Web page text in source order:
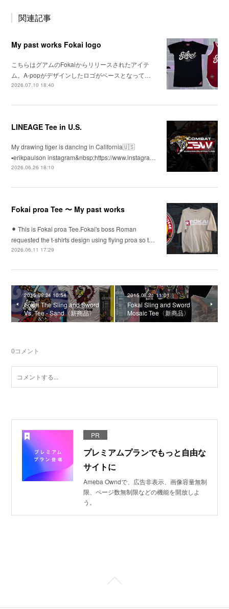
関連記事
My past works Fokai logo
こちらはグアムのFokaiからリリースされたアイテ
ム。A-popがデザインしたロゴがベースとなって…
2026.07.10 18:40
LINEAGE Tee in U.S.
My drawing tiger is dancing in California🇺🇸
▪️erikpaulson instagram&nbsp;https://www.instagra…
2026.06.26 18:10
Fokai proa Tee 〜 My past works
⚫︎ This is Fokai proa Tee.Fokai's boss Roman
requested the t-shirts design using flying proa so t…
2026.06.11 17:29
2015.08.24 10:54
Fokai The Sling and Sword
Vs. Tee - Sand〈新商品〉
2015.08.21 11:01
Fokai Sling and Sword
Mosaic Tee〈新商品〉
0コメント
PR
プレミアムプランでもっと自由な
サイトに
Ameba Owndで、広告非表示、画像容量無制
限、ページ数無制限などの機能を開放しよ
う。